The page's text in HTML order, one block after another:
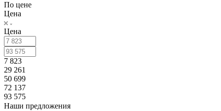
По цене
Цена
Цена
7 823
29 261
50 699
72 137
93 575
Наши предложения